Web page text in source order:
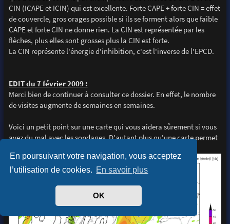
En poursuivant votre navigation, vous acceptez
l’utilisation de cookies. En savoir plus
OK
CIN (ICAPE et ICIN) qui est excellente. Forte CAPE + forte CIN = effet
de couvercle, gros orages possible si ils se forment alors que faible
CAPE et forte CIN ne donne rien. La CIN est représentée par les
flèches, plus elles sont grosses plus la CIN est forte.
La CIN représente l'énergie d'inhibition, c'est l'inverse de l'EPCD.
EDIT du 7 février 2009 :
Merci bien de continuer à consulter ce dossier. En effet, le nombre
de visites augmente de semaines en semaines.
Voici un petit point sur une carte qui vous aidera sûrement si vous
avez du mal avec les sondages. D'autant plus qu'une carte permet